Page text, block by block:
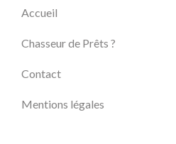
Accueil
Chasseur de Prêts ?
Contact
Mentions légales